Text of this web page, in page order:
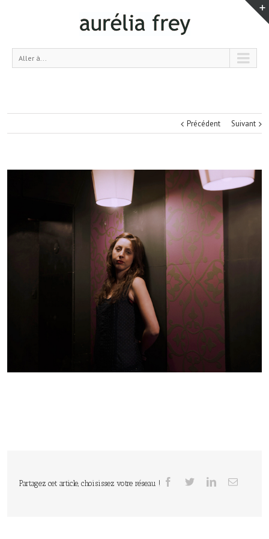
Aller à...
Précédent Suivant
Partagez cet article, choisissez votre réseau !